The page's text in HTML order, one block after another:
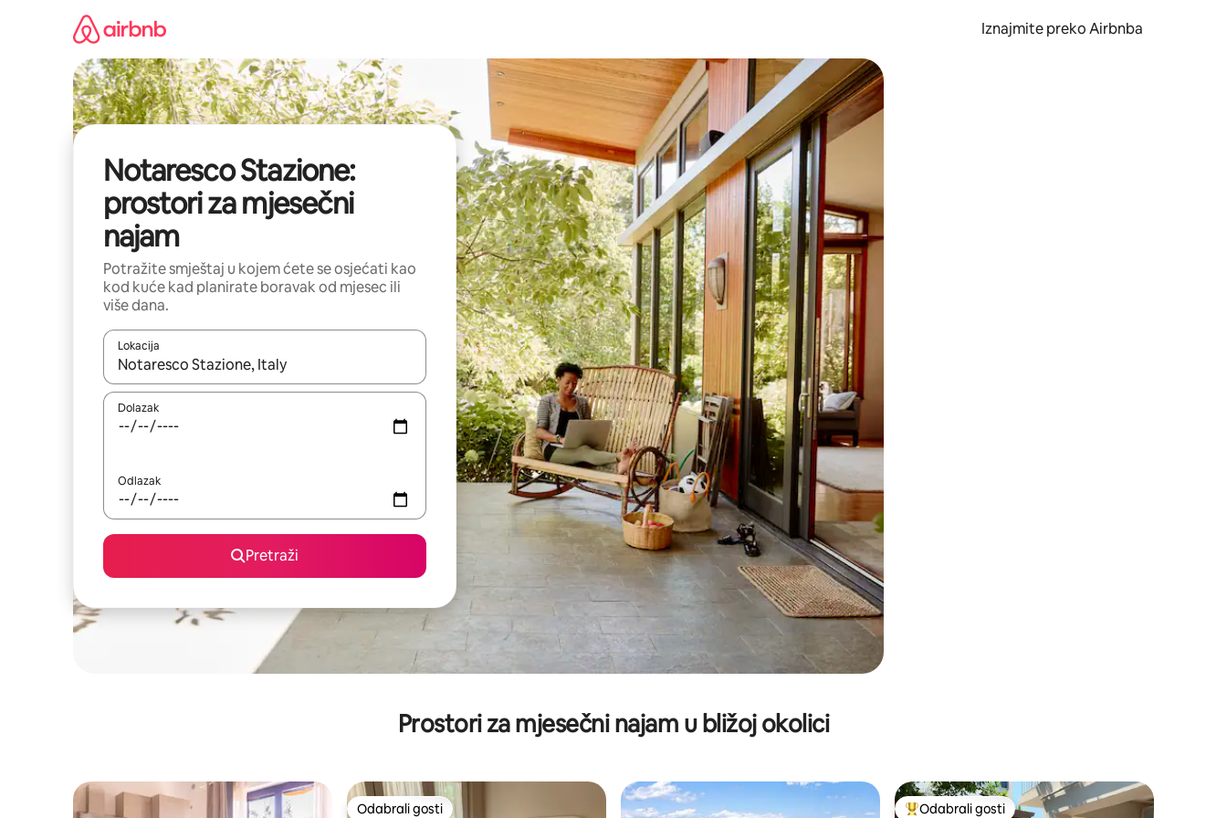
Iznajmite preko Airbnba
Notaresco Stazione:
prostori za mjesečni
najam
Potražite smještaj u kojem ćete se osjećati kao
kod kuće kad planirate boravak od mjesec ili
više dana.
Lokacija
Kada budu dostupni rezultati, moći ćete ih pregledati koristeći se strelicama prema gore i prema dolje, kao i dodirom ili prelaskom prstom po zaslonu.
Dolazak
Odlazak
Pretraži
Prostori za mjesečni najam u bližoj okolici
Odabrali gosti Odabrali gosti